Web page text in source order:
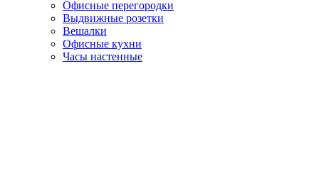
Офисные перегородки
Выдвижные розетки
Вешалки
Офисные кухни
Часы настенные